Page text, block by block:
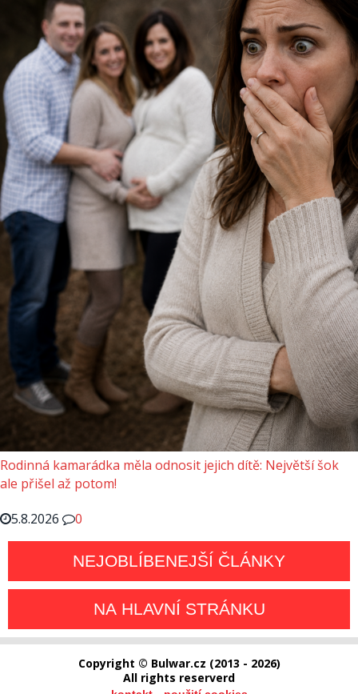
Rodinná kamarádka měla odnosit jejich dítě: Největší šok
ale přišel až potom!
5.8.2026
0
NEJOBLÍBENEJŠÍ ČLÁNKY
NA HLAVNÍ STRÁNKU
Copyright © Bulwar.cz (2013 - 2026)
All rights reserverd